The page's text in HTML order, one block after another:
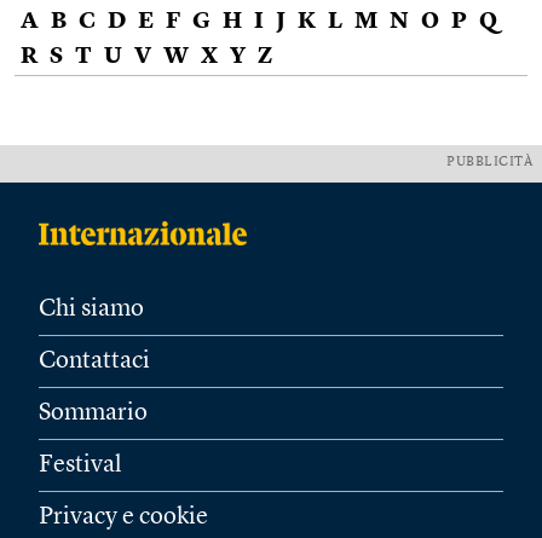
A B C D E F G H I J K L M N O P Q
R S T U V W X Y Z
PUBBLICITÀ
Chi siamo
Contattaci
Sommario
Festival
Privacy e cookie